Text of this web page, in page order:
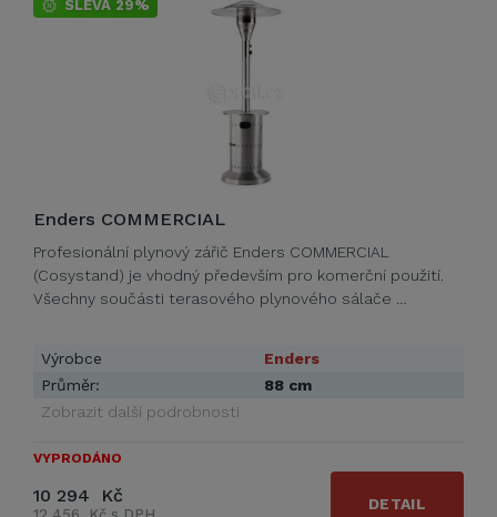
SLEVA 29%
Enders COMMERCIAL
Profesionální plynový zářič Enders COMMERCIAL
(Cosystand) je vhodný především pro komerční použití.
Všechny součásti terasového plynového sálače …
Výrobce
Enders
Průměr:
88 cm
Zobrazit další podrobnosti
VYPRODÁNO
10 294 Kč DETAIL